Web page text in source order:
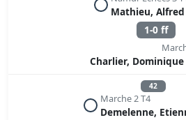
Mathieu, Alfred
1-0 ff
Charlier, Dominique
42
Marche 2 T4
Demelenne,